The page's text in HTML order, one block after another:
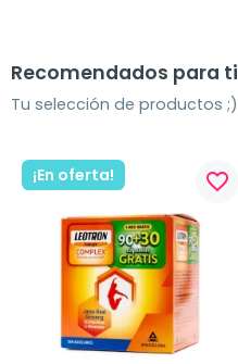
Recomendados para ti
Tu selección de productos ;)
¡En oferta! favorite_border